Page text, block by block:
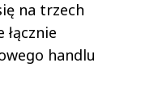
na trzech
handlu